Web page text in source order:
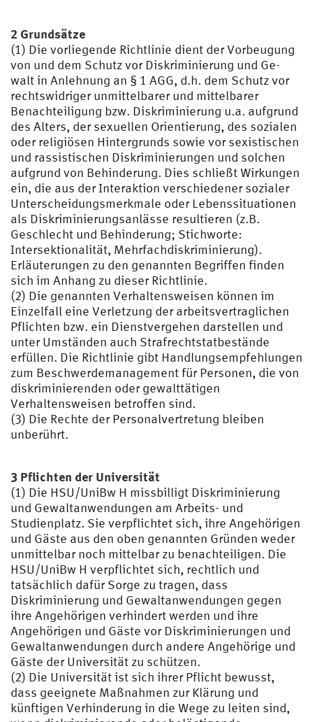
2 Grundsätze
(1) Die vorliegende Richtlinie dient der Vorbeugung
von und dem Schutz vor Diskriminierung und Ge-
walt in Anlehnung an § 1 AGG, d.h. dem Schutz vor
rechtswidriger unmittelbarer und mittelbarer
Benachteiligung bzw. Diskriminierung u.a. aufgrund
des Alters, der sexuellen Orientierung, des sozialen
oder religiösen Hintergrunds sowie vor sexistischen
und rassistischen Diskriminierungen und solchen
aufgrund von Behinderung. Dies schließt Wirkungen
ein, die aus der Interaktion verschiedener sozialer
Unterscheidungsmerkmale oder Lebenssituationen
als Diskriminierungsanlässe resultieren (z.B.
Geschlecht und Behinderung; Stichworte:
Intersektionalität, Mehrfachdiskriminierung).
Erläuterungen zu den genannten Begriffen finden
sich im Anhang zu dieser Richtlinie.
(2) Die genannten Verhaltensweisen können im
Einzelfall eine Verletzung der arbeitsvertraglichen
Pflichten bzw. ein Dienstvergehen darstellen und
unter Umständen auch Strafrechtstatbestände
erfüllen. Die Richtlinie gibt Handlungsempfehlungen
zum Beschwerdemanagement für Personen, die von
diskriminierenden oder gewalttätigen
Verhaltensweisen betroffen sind.
(3) Die Rechte der Personalvertretung bleiben
unberührt.
3 Pflichten der Universität
(1) Die HSU/UniBw H missbilligt Diskriminierung
und Gewaltanwendungen am Arbeits- und
Studienplatz. Sie verpflichtet sich, ihre Angehörigen
und Gäste aus den oben genannten Gründen weder
unmittelbar noch mittelbar zu benachteiligen. Die
HSU/UniBw H verpflichtet sich, rechtlich und
tatsächlich dafür Sorge zu tragen, dass
Diskriminierung und Gewaltanwendungen gegen
ihre Angehörigen verhindert werden und ihre
Angehörigen und Gäste vor Diskriminierungen und
Gewaltanwendungen durch andere Angehörige und
Gäste der Universität zu schützen.
(2) Die Universität ist sich ihrer Pflicht bewusst,
dass geeignete Maßnahmen zur Klärung und
künftigen Verhinderung in die Wege zu leiten sind,